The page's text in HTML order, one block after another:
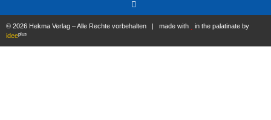
© 2026 Hekma Verlag – Alle Rechte vorbehalten | made with
in the palatinate by
ideeplus